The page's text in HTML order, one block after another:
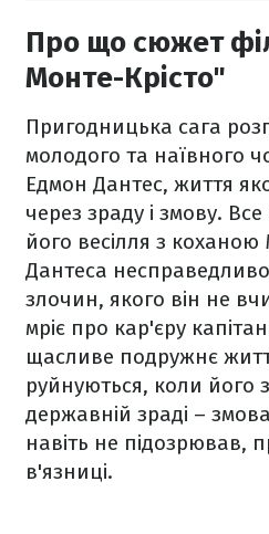
Про що сюжет
Монте-Крісто"
Пригодницька сага
молодого та наївного
Едмон Дантес, життя
через зраду і змову.
його весілля з
Дантеса
злочин, якого він не
мріє про кар'єру
щасливе подружнє
руйнуються, коли його
державній зраді –
навіть не підозрював,
в'язниці.